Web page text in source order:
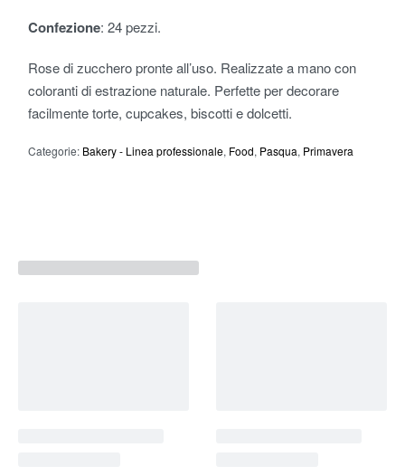
Confezione: 24 pezzi.
Rose di zucchero pronte all’uso. Realizzate a mano con
coloranti di estrazione naturale. Perfette per decorare
facilmente torte, cupcakes, biscotti e dolcetti.
Categorie: Bakery - Linea professionale, Food, Pasqua, Primavera